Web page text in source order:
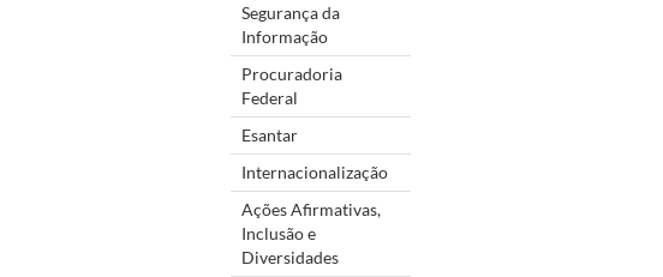
Segurança da
Informação
Procuradoria
Federal
Esantar
Internacionalização
Ações Afirmativas,
Inclusão e
Diversidades